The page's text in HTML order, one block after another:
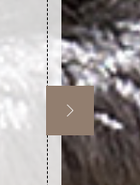
Plusieurs
urgente la
œuvre